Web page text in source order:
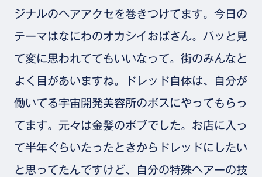
ジナルのヘアアクセを巻きつけてます。今日の
テーマはなにわのオカシイおばさん。パッと見
て変に思われててもいいなって。街のみんなと
よく目があいますね。ドレッド自体は、自分が
働いてる宇宙開発美容所のボスにやってもらっ
てます。元々は金髪のボブでした。お店に入っ
て半年ぐらいたったときからドレッドにしたい
と思ってたんですけど、自分の特殊ヘアーの技